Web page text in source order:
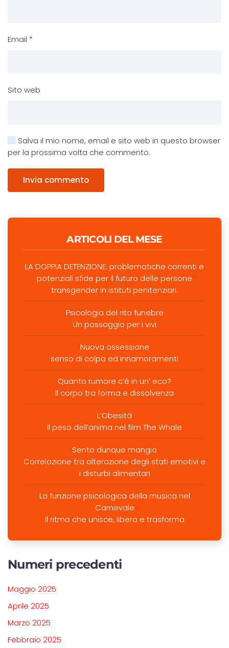
Email *
Sito web
Salva il mio nome, email e sito web in questo browser
per la prossima volta che commento.
Invia commento
ARTICOLI DEL MESE
LA DOPPIA DETENZIONE: problematiche correnti e
potenziali sfide per il futuro delle persone
transgender in istituti penitenziari.
Psicologia del rito funebre
Un passaggio per i vivi
Nuova ossessione
senso di colpa ed innamoramenti
Quanto rumore c’è in un’ eco?
Il corpo tra forma e dissolvenza
L’Obesità
Il peso dell’anima nel film The Whale
Sento dunque mangio
Correlazione tra alterazione degli stati emotivi e
i disturbi alimentari
La funzione psicologica della musica nel
Carnevale
Il ritmo che unisce, libera e trasforma
Numeri precedenti
Maggio 2025
Aprile 2025
Marzo 2025
Febbraio 2025